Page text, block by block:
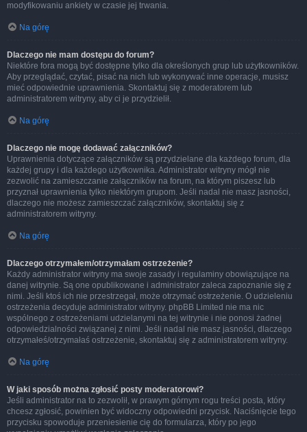
modyfikowaniu ankiety w czasie jej trwania.
Na górę
Dlaczego nie mam dostępu do forum?
Niektóre fora mogą być dostępne tylko dla określonych grup lub użytkowników.
Aby przeglądać, czytać, pisać na nich lub wykonywać inne operacje, musisz
mieć odpowiednie uprawnienia. Skontaktuj się z moderatorem lub
administratorem witryny, aby ci je przydzielił.
Na górę
Dlaczego nie mogę dodawać załączników?
Uprawnienia dotyczące załączników są przydzielane dla każdego forum, dla
każdej grupy i dla każdego użytkownika. Administrator witryny mógł nie
zezwolić na zamieszczanie załączników na forum, na którym piszesz lub
przyznał uprawnienia tylko niektórym grupom. Jeśli nadal nie masz jasności,
dlaczego nie możesz zamieszczać załączników, skontaktuj się z
administratorem witryny.
Na górę
Dlaczego otrzymałem/otrzymałam ostrzeżenie?
Każdy administrator witryny ma swoje zasady i regulaminy obowiązujące na
danej witrynie. Są one opublikowane i administrator zaleca zapoznanie się z
nimi. Jeśli ktoś ich nie przestrzegał, może otrzymać ostrzeżenie. O udzieleniu
ostrzeżenia decyduje administrator witryny. phpBB Limited nie ma nic
wspólnego z ostrzeżeniami udzielanymi na tej witrynie i nie ponosi żadnej
odpowiedzialności związanej z nimi. Jeśli nadal nie masz jasności, dlaczego
otrzymałeś/otrzymałaś ostrzeżenie, skontaktuj się z administratorem witryny.
Na górę
W jaki sposób można zgłosić posty moderatorowi?
Jeśli administrator na to zezwolił, w prawym górnym rogu treści posta, który
chcesz zgłosić, powinien być widoczny odpowiedni przycisk. Naciśnięcie tego
przycisku spowoduje przeniesienie cię do formularza, który po jego